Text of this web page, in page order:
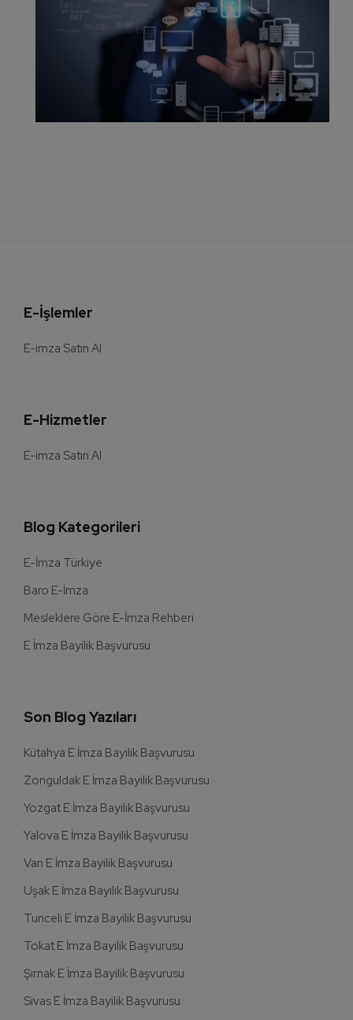
E-İşlemler
E-imza Satın Al
E-Hizmetler
E-imza Satın Al
Blog Kategorileri
E-İmza Türkiye
Baro E-İmza
Mesleklere Göre E-İmza Rehberi
E İmza Bayilik Başvurusu
Son Blog Yazıları
Kütahya E İmza Bayilik Başvurusu
Zonguldak E İmza Bayilik Başvurusu
Yozgat E İmza Bayilik Başvurusu
Yalova E İmza Bayilik Başvurusu
Van E İmza Bayilik Başvurusu
Uşak E İmza Bayilik Başvurusu
Tunceli E İmza Bayilik Başvurusu
Tokat E İmza Bayilik Başvurusu
Şırnak E İmza Bayilik Başvurusu
Sivas E İmza Bayilik Başvurusu